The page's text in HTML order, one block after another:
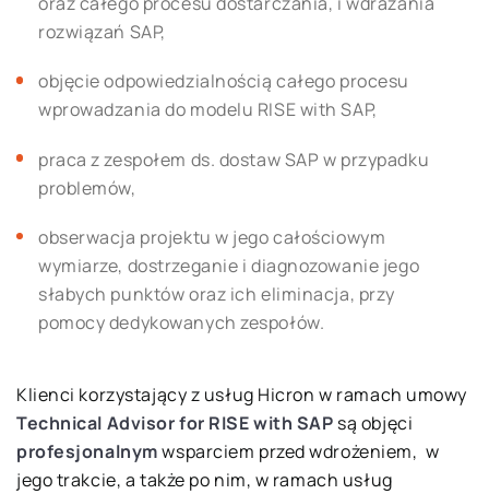
rozwiązań SAP,
objęcie odpowiedzialnością całego procesu
wprowadzania do modelu RISE with SAP,
praca z zespołem ds. dostaw SAP w przypadku
problemów,
obserwacja projektu w jego całościowym
wymiarze, dostrzeganie i diagnozowanie jego
słabych punktów oraz ich eliminacja, przy
pomocy dedykowanych zespołów.
Klienci korzystający z usług Hicron w ramach umowy
Technical Advisor for RISE with SAP są objęci
profesjonalnymwsparciem przed wdrożeniem, w
jego trakcie, a także po nim, w ramach usług